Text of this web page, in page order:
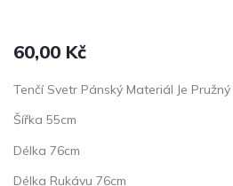
60,00 Kč
Tenčí Svetr Pánský Materiál Je Pružný
Šířka 55cm
Délka 76cm
Délka Rukávu 76cm